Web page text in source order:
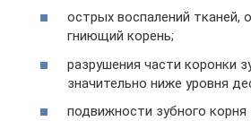
острых воспалений тканей,
гниющий корень;
разрушения части коронки
значительно ниже уровня
подвижности зубного корня